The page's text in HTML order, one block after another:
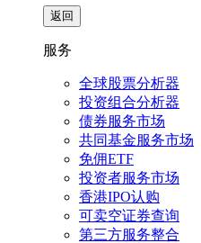
返回
服务
全球股票分析器
投资组合分析器
债券服务市场
共同基金服务市场
免佣ETF
投资者服务市场
香港IPO认购
可卖空证券查询
第三方服务整合